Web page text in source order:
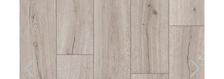
Статьи и обзоры
Фотогалерея